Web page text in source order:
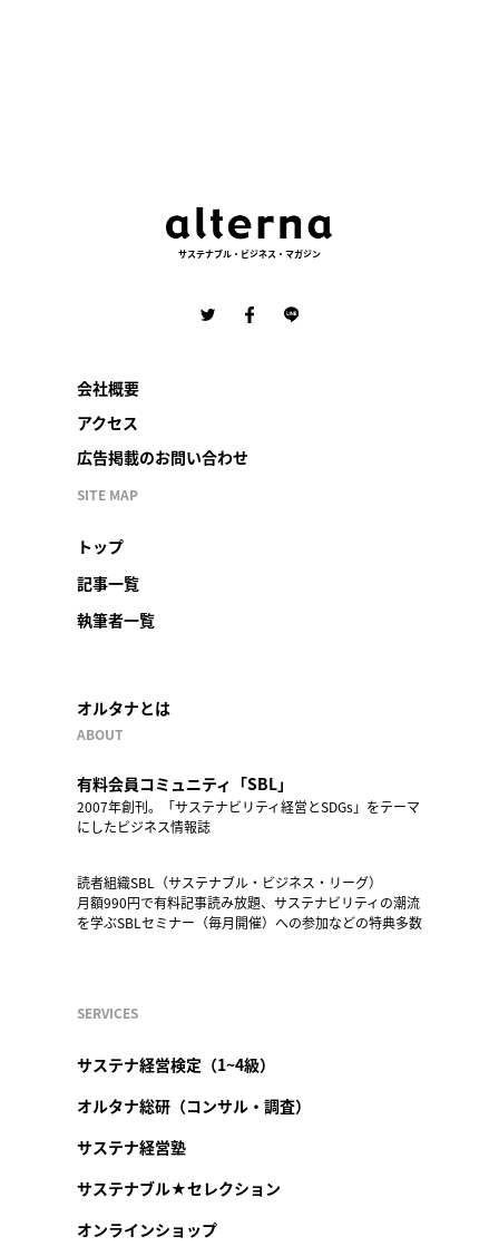
サステナブル・ビジネス・マガジン
会社概要
アクセス
広告掲載のお問い合わせ
SITE MAP
トップ
記事一覧
執筆者一覧
オルタナとは
ABOUT
有料会員コミュニティ「SBL」
2007年創刊。「サステナビリティ経営とSDGs」をテーマ
にしたビジネス情報誌
読者組織SBL（サステナブル・ビジネス・リーグ）
月額990円で有料記事読み放題、サステナビリティの潮流
を学ぶSBLセミナー（毎月開催）への参加などの特典多数
SERVICES
サステナ経営検定（1~4級）
オルタナ総研（コンサル・調査）
サステナ経営塾
サステナブル★セレクション
オンラインショップ